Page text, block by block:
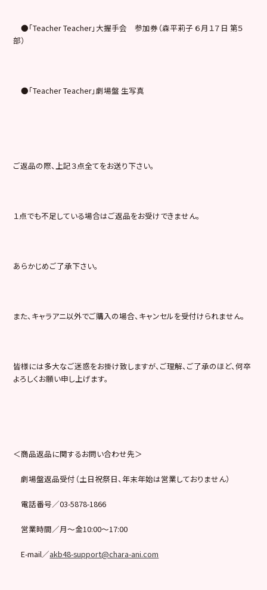
●「Teacher Teacher」大握手会 参加券（森平莉子 ６月１７日 第５
部）
●「Teacher Teacher」劇場盤 生写真
ご返品の際、上記３点全てをお送り下さい。
１点でも不足している場合はご返品をお受けできません。
あらかじめご了承下さい。
また、キャラアニ以外でご購入の場合、キャンセルを受付けられません。
皆様には多大なご迷惑をお掛け致しますが、ご理解、ご了承のほど、何卒
よろしくお願い申し上げます。
＜商品返品に関するお問い合わせ先＞
劇場盤返品受付（土日祝祭日、年末年始は営業しておりません）
電話番号／03-5878-1866
営業時間／月～金10:00～17:00
E-mail／akb48-support@chara-ani.com